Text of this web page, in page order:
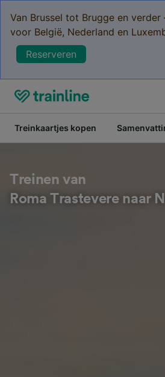
Van Brussel tot Brugge en
voor België, Nederland en
Reserveren
Treinkaartjes kopen
Treinen van
Roma Trastevere naar